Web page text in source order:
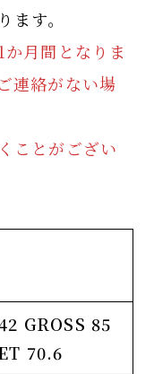
す。
月間となりま
連絡がない場
ことがござい
GROSS 85
70.6